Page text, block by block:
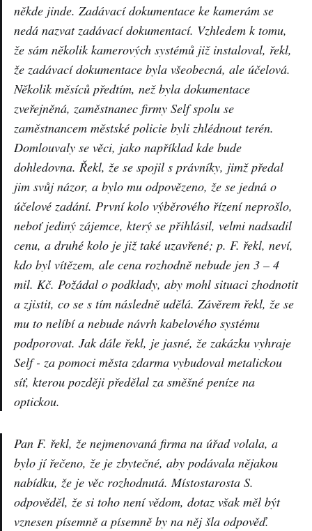
někde jinde. Zadávací dokumentace ke kamerám se
nedá nazvat zadávací dokumentací. Vzhledem k tomu,
že sám několik kamerových systémů již instaloval, řekl,
že zadávací dokumentace byla všeobecná, ale účelová.
Několik měsíců předtím, než byla dokumentace
zveřejněná, zaměstnanec firmy Self spolu se
zaměstnancem městské policie byli zhlédnout terén.
Domlouvaly se věci, jako například kde bude
dohledovna. Řekl, že se spojil s právníky, jimž předal
jim svůj názor, a bylo mu odpovězeno, že se jedná o
účelové zadání. První kolo výběrového řízení neprošlo,
neboť jediný zájemce, který se přihlásil, velmi nadsadil
cenu, a druhé kolo je již také uzavřené; p. F. řekl, neví,
kdo byl vítězem, ale cena rozhodně nebude jen 3 – 4
mil. Kč. Požádal o podklady, aby mohl situaci zhodnotit
a zjistit, co se s tím následně udělá. Závěrem řekl, že se
mu to nelíbí a nebude návrh kabelového systému
podporovat. Jak dále řekl, je jasné, že zakázku vyhraje
Self - za pomoci města zdarma vybudoval metalickou
síť, kterou později předělal za směšné peníze na
optickou.
Pan F. řekl, že nejmenovaná firma na úřad volala, a
bylo jí řečeno, že je zbytečné, aby podávala nějakou
nabídku, že je věc rozhodnutá. Místostarosta S.
odpověděl, že si toho není vědom, dotaz však měl být
vznesen písemně a písemně by na něj šla odpověď.